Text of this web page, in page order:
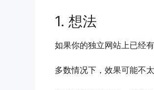
1. 想法
如果你的独立网站上已经
多数情况下，效果可能不